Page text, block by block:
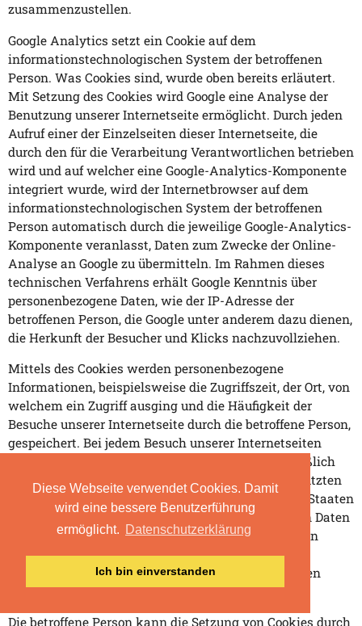
Diese Webseite verwendet Cookies. Damit
wird eine bessere Benutzerführung
ermöglicht. Datenschutzerklärung
Ich bin einverstanden
zusammenzustellen.
Google Analytics setzt ein Cookie auf dem
informationstechnologischen System der betroffenen
Person. Was Cookies sind, wurde oben bereits erläutert.
Mit Setzung des Cookies wird Google eine Analyse der
Benutzung unserer Internetseite ermöglicht. Durch jeden
Aufruf einer der Einzelseiten dieser Internetseite, die
durch den für die Verarbeitung Verantwortlichen betrieben
wird und auf welcher eine Google-Analytics-Komponente
integriert wurde, wird der Internetbrowser auf dem
informationstechnologischen System der betroffenen
Person automatisch durch die jeweilige Google-Analytics-
Komponente veranlasst, Daten zum Zwecke der Online-
Analyse an Google zu übermitteln. Im Rahmen dieses
technischen Verfahrens erhält Google Kenntnis über
personenbezogene Daten, wie der IP-Adresse der
betroffenen Person, die Google unter anderem dazu dienen,
die Herkunft der Besucher und Klicks nachzuvollziehen.
Mittels des Cookies werden personenbezogene
Informationen, beispielsweise die Zugriffszeit, der Ort, von
welchem ein Zugriff ausging und die Häufigkeit der
Besuche unserer Internetseite durch die betroffene Person,
gespeichert. Bei jedem Besuch unserer Internetseiten
werden diese personenbezogenen Daten, einschließlich
der IP-Adresse des von der betroffenen Person genutzten
Internetanschlusses, an Google in den Vereinigten Staaten
von Amerika übertragen. Diese personenbezogenen Daten
werden durch Google in den Vereinigten Staaten von
Amerika gespeichert. Google gibt diese über das
technische Verfahren erhobenen personenbezogenen
Daten unter Umständen an Dritte weiter.
Die betroffene Person kann die Setzung von Cookies durch